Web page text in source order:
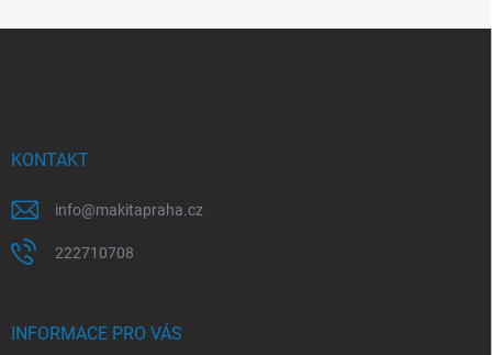
KONTAKT
info@makitapraha.cz
222710708
INFORMACE PRO VÁS